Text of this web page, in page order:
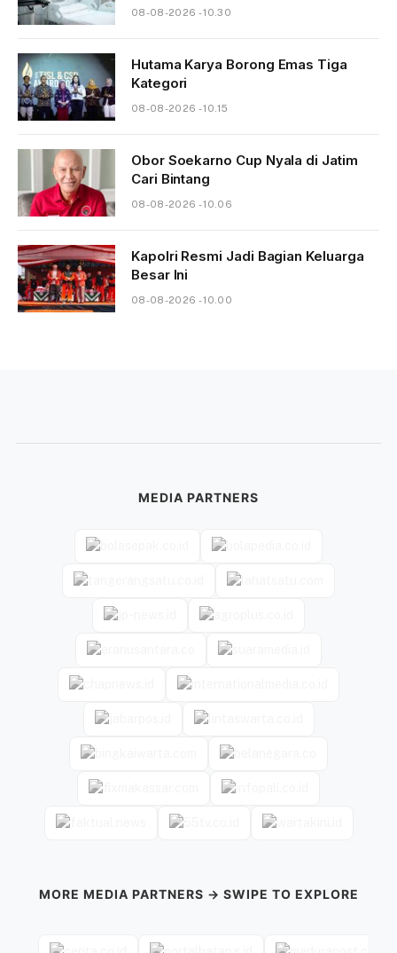
08-08-2026 - 10.30
Hutama Karya Borong Emas Tiga
Kategori
08-08-2026 - 10.15
Obor Soekarno Cup Nyala di Jatim
Cari Bintang
08-08-2026 - 10.06
Kapolri Resmi Jadi Bagian Keluarga
Besar Ini
08-08-2026 - 10.00
MEDIA PARTNERS
MORE MEDIA PARTNERS → SWIPE TO EXPLORE